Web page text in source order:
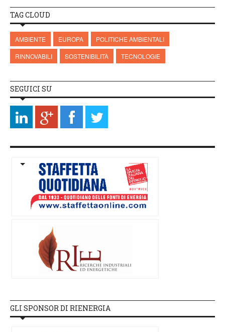
TAG CLOUD
AMBIENTE EUROPA
POLITICHE AMBIENTALI
RINNOVABILI
SOSTENIBILITÀ TECNOLOGIE
SEGUICI SU
GLI SPONSOR DI RIENERGIA